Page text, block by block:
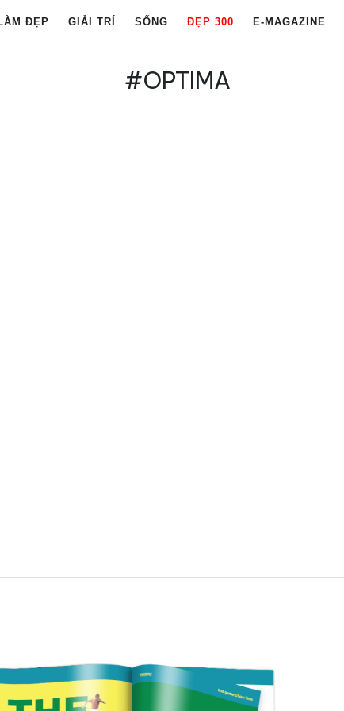
ĐẸP GIẢI TRÍ SỐNG ĐẸP 300 E-MAGAZINE
#OPTIMA